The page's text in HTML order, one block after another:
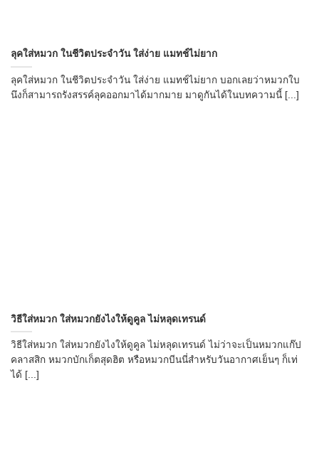
ลุคใส่หมวก ในชีวิตประจำวัน ใส่ง่าย แมทช์ไม่ยาก
ลุคใส่หมวก ในชีวิตประจำวัน ใส่ง่าย แมทช์ไม่ยาก บอกเลยว่าหมวกใบ
นึงก็สามารถรังสรรค์ลุคออกมาได้มากมาย มาดูกันได้ในบทความนี้ [...]
วิธีใส่หมวก ใส่หมวกยังไงให้ดูคูล ไม่หลุดเทรนด์
วิธีใส่หมวก ใส่หมวกยังไงให้ดูคูล ไม่หลุดเทรนด์ ไม่ว่าจะเป็นหมวกแก๊ป
คลาสสิก หมวกบักเก็ตสุดฮิต หรือหมวกบีนนี่สำหรับวันอากาศเย็นๆ ก็เท่
ได้ [...]